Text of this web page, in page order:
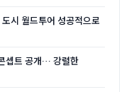
시 월드투어 성공적으로
셉트 공개… 강렬한